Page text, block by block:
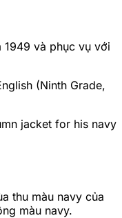
1949 và phục vụ với
(Ninth Grade,
jacket for his navy
thu màu navy của
màu navy.